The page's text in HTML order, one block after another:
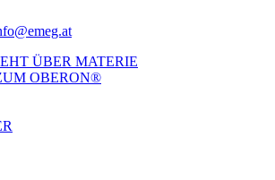
ÜBER MATERIE
OBERON®